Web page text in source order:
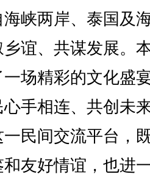
峡两岸、泰国及
谊、共谋发展。
场精彩的文化盛
手相连、共创未
民间交流平台，
友好情谊，也进